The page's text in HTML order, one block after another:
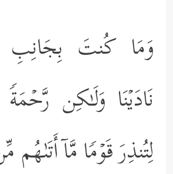
وَمَا كُنتَ بِجَانِبِ
نَادَیۡنَا وَلَـٰكِن
لِتُنذِرَ قَوۡمࣰا مَّاۤ